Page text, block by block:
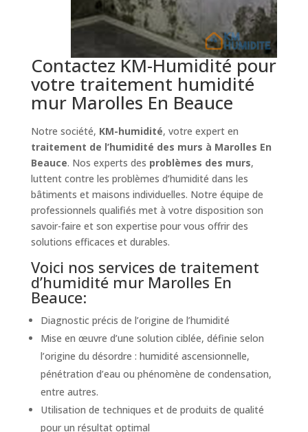
Contactez KM-Humidité pour
votre traitement humidité
mur Marolles En Beauce
Notre société, KM-humidité, votre expert en
traitement de l’humidité des murs à Marolles En
Beauce. Nos experts des problèmes des murs,
luttent contre les problèmes d’humidité dans les
bâtiments et maisons individuelles. Notre équipe de
professionnels qualifiés met à votre disposition son
savoir-faire et son expertise pour vous offrir des
solutions efficaces et durables.
Voici nos services de traitement
d’humidité mur Marolles En
Beauce:
Diagnostic précis de l’origine de l’humidité
Mise en œuvre d’une solution ciblée, définie selon
l’origine du désordre : humidité ascensionnelle,
pénétration d’eau ou phénomène de condensation,
entre autres.
Utilisation de techniques et de produits de qualité
pour un résultat optimal